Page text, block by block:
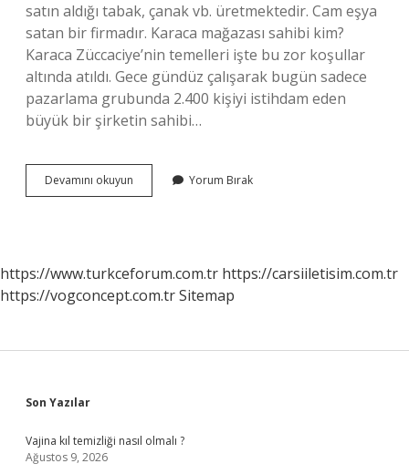
satın aldığı tabak, çanak vb. üretmektedir. Cam eşya
satan bir firmadır. Karaca mağazası sahibi kim?
Karaca Züccaciye’nin temelleri işte bu zor koşullar
altında atıldı. Gece gündüz çalışarak bugün sadece
pazarlama grubunda 2.400 kişiyi istihdam eden
büyük bir şirketin sahibi…
Devamını okuyun
Markası
Yorum Bırak
https://www.turkceforum.com.tr https://carsiiletisim.com.tr
https://vogconcept.com.trSitemap
Sidebar
Son Yazılar
Vajina kıl temizliği nasıl olmalı ?
Ağustos 9, 2026